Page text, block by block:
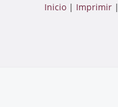
Inicio| Imprimir|